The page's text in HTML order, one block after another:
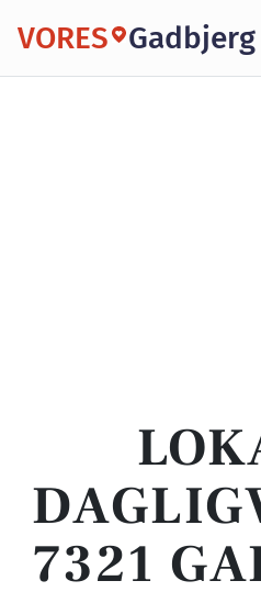
VORES Gadbjerg
7321